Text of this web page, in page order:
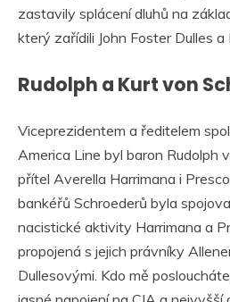
zastavily splácení dluhů na
který zařídili John Foster Dulles a
Rudolph a Kurt von
Viceprezidentem a ředitelem
America Line byl baron Rudolph
přítel Averella Harrimana i
bankéřů Schroederů byla
nacistické aktivity Harrimana a
propojená s jejich právníky
Dullesovými. Kdo mě